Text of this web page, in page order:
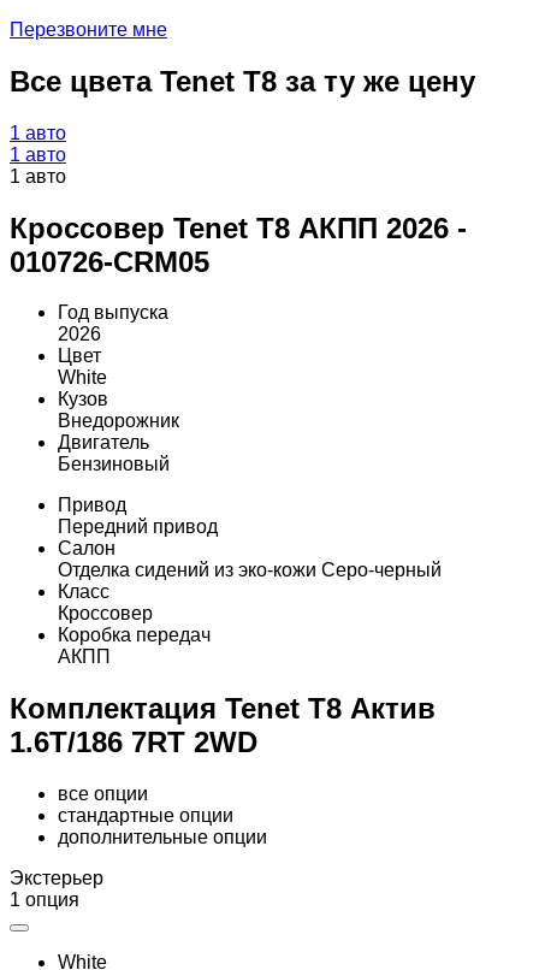
Перезвоните мне
Все цвета Tenet T8 за ту же цену
1 авто
1 авто
1 авто
Кроссовер Tenet T8 АКПП 2026 -
010726-CRM05
Год выпуска
2026
Цвет
White
Кузов
Внедорожник
Двигатель
Бензиновый
Привод
Передний привод
Салон
Отделка сидений из эко-кожи Серо-черный
Класс
Кроссовер
Коробка передач
АКПП
Комплектация Tenet T8 Актив
1.6T/186 7RT 2WD
все опции
стандартные опции
дополнительные опции
Экстерьер
1 опция
White